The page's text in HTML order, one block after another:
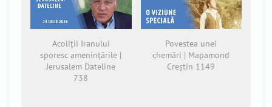
Acoliții Iranului
sporesc amenințările |
Jerusalem Dateline
738
Povestea unei
chemări | Mapamond
Creștin 1149